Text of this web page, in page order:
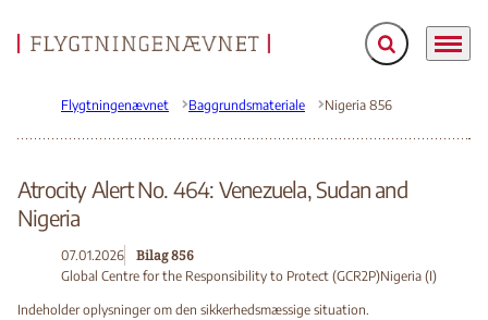
Gå til forsiden Fold søgefelt ud
Menu
Flygtningenævnet Baggrundsmateriale Nigeria 856
Atrocity Alert No. 464: Venezuela, Sudan and
Nigeria
07.01.2026 Bilag 856
Global Centre for the Responsibility to Protect (GCR2P)Nigeria (I)
Indeholder oplysninger om den sikkerhedsmæssige situation.